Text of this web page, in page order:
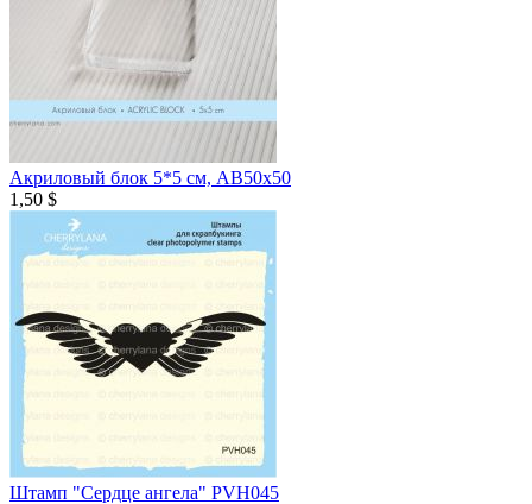
Акриловый блок 5*5 см, AB50х50
1,50 $
Штамп "Сердце ангела" PVH045